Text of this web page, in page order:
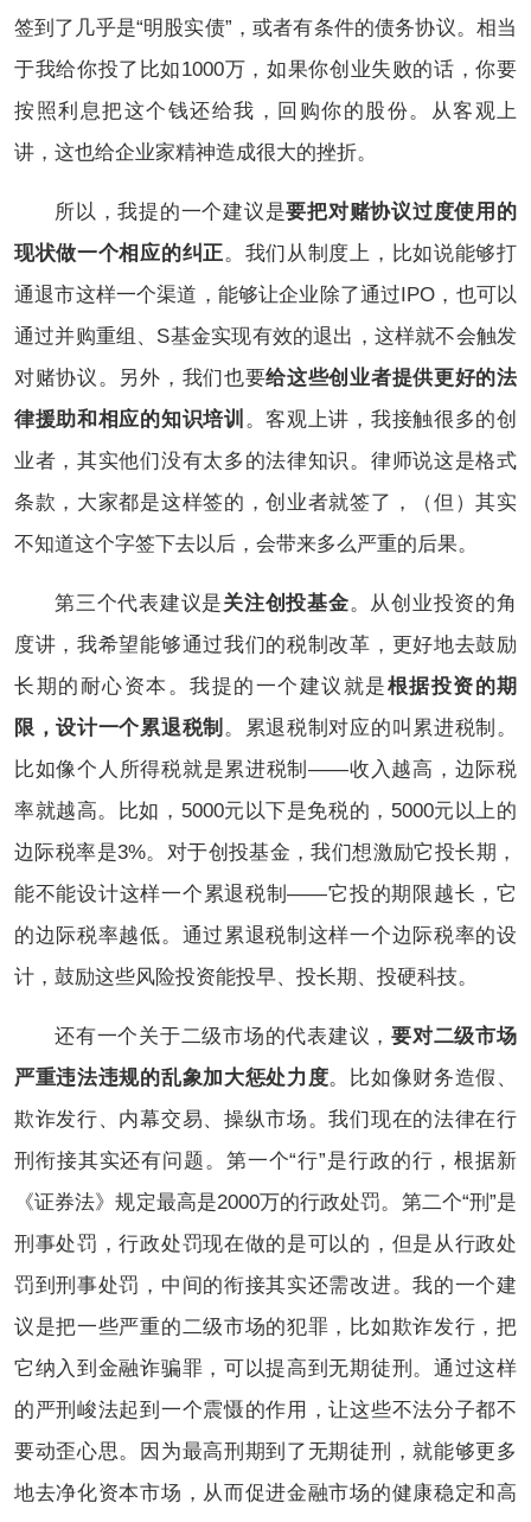
签到了几乎是“明股实债”，或者有条件的债务协议。相当
于我给你投了比如1000万，如果你创业失败的话，你要
按照利息把这个钱还给我，回购你的股份。从客观上
讲，这也给企业家精神造成很大的挫折。
所以，我提的一个建议是要把对赌协议过度使用的
现状做一个相应的纠正。我们从制度上，比如说能够打
通退市这样一个渠道，能够让企业除了通过IPO，也可以
通过并购重组、S基金实现有效的退出，这样就不会触发
对赌协议。另外，我们也要给这些创业者提供更好的法
律援助和相应的知识培训 。客观上讲，我接触很多的创
业者，其实他们没有太多的法律知识。律师说这是格式
条款，大家都是这样签的，创业者就签了，（但）其实
不知道这个字签下去以后，会带来多么严重的后果。
第三个代表建议是关注创投基金。从创业投资的角
度讲，我希望能够通过我们的税制改革，更好地去鼓励
长期的耐心资本。我提的一个建议就是根据投资的期
限，设计一个累退税制 。累退税制对应的叫累进税制。
比如像个人所得税就是累进税制——收入越高，边际税
率就越高。比如，5000元以下是免税的，5000元以上的
边际税率是3%。对于创投基金，我们想激励它投长期，
能不能设计这样一个累退税制——它投的期限越长，它
的边际税率越低。通过累退税制这样一个边际税率的设
计，鼓励这些风险投资能投早、投长期、投硬科技。
还有一个关于二级市场的代表建议，要对二级市场
严重违法违规的乱象加大惩处力度。比如像财务造假、
欺诈发行、内幕交易、操纵市场。我们现在的法律在行
刑衔接其实还有问题。第一个“行”是行政的行，根据新
《证券法》规定最高是2000万的行政处罚。第二个“刑”是
刑事处罚，行政处罚现在做的是可以的，但是从行政处
罚到刑事处罚，中间的衔接其实还需改进。我的一个建
议是把一些严重的二级市场的犯罪，比如欺诈发行，把
它纳入到金融诈骗罪，可以提高到无期徒刑。通过这样
的严刑峻法起到一个震慑的作用，让这些不法分子都不
要动歪心思。因为最高刑期到了无期徒刑，就能够更多
地去净化资本市场，从而促进金融市场的健康稳定和高